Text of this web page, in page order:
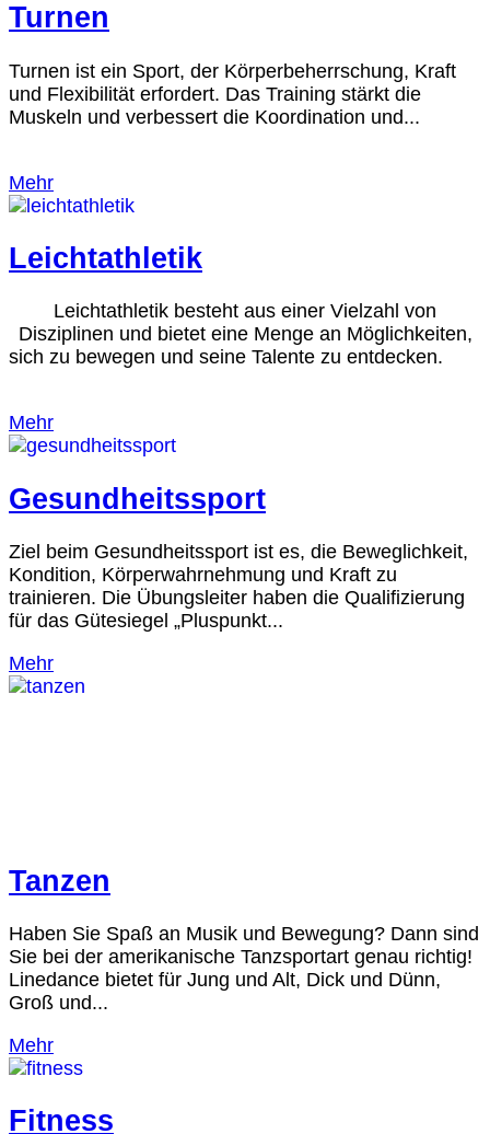
Turnen
Turnen ist ein Sport, der Körperbeherrschung, Kraft
und Flexibilität erfordert. Das Training stärkt die
Muskeln und verbessert die Koordination und...
Mehr
Leichtathletik
Leichtathletik besteht aus einer Vielzahl von
Disziplinen und bietet eine Menge an Möglichkeiten,
sich zu bewegen und seine Talente zu entdecken.
Mehr
Gesundheitssport
Ziel beim Gesundheitssport ist es, die Beweglichkeit,
Kondition, Körperwahrnehmung und Kraft zu
trainieren. Die Übungsleiter haben die Qualifizierung
für das Gütesiegel „Pluspunkt...
Mehr
Tanzen
Haben Sie Spaß an Musik und Bewegung? Dann sind
Sie bei der amerikanische Tanzsportart genau richtig!
Linedance bietet für Jung und Alt, Dick und Dünn,
Groß und...
Mehr
Fitness